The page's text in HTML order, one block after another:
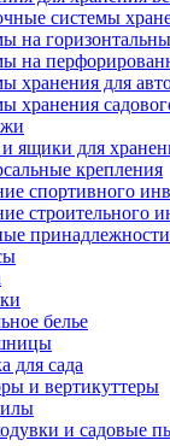
системы
на
на
хранения для
хранения
ящики для
крепления
спортивного
строительного
принадлежности
белье
для сада
и вертикуттеры
и садовые